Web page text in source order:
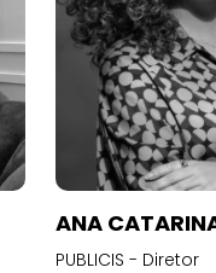
ANA
PUBLICIS - Diretor